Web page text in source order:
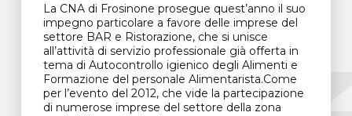
La CNA di Frosinone prosegue quest’anno il suo
impegno particolare a favore delle imprese del
settore BAR e Ristorazione, che si unisce
all’attività di servizio professionale già offerta in
tema di Autocontrollo igienico degli Alimenti e
Formazione del personale Alimentarista.Come
per l’evento del 2012, che vide la partecipazione
di numerose imprese del settore della zona